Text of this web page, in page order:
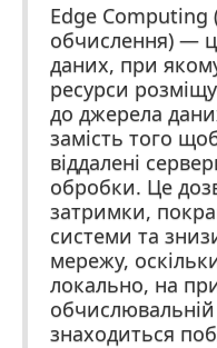
Edge Computing
обчислення) —
даних, при
ресурси
до джерела
замість того
віддалені
обробки. Це
затримки,
системи та
мережу,
локально, на
знаходиться